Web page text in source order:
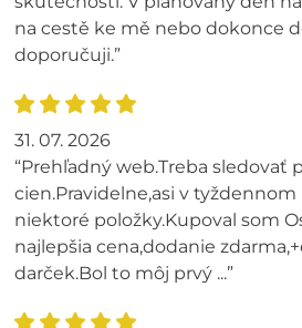
na cestě ke mě nebo dokonce
doporučuji.”
31. 07. 2026
“Prehľadný web.Treba sledovať
cien.Pravidelne,asi v
niektoré položky.Kupoval som
najlepšia cena,dodanie
darček.Bol to môj prvý ...”